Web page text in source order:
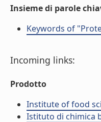
Insieme di parole
Keywords of
Incoming links:
Prodotto
Institute of food
Istituto di chimica